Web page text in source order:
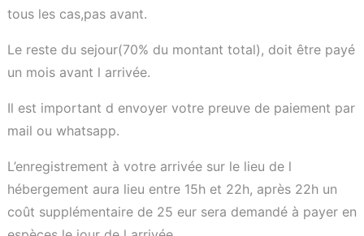
tous les cas,pas avant.
Le reste du sejour(70% du montant total), doit être payé
un mois avant l arrivée.
Il est important d envoyer votre preuve de paiement par
mail ou whatsapp.
L’enregistrement à votre arrivée sur le lieu de l
hébergement aura lieu entre 15h et 22h, après 22h un
coût supplémentaire de 25 eur sera demandé à payer en